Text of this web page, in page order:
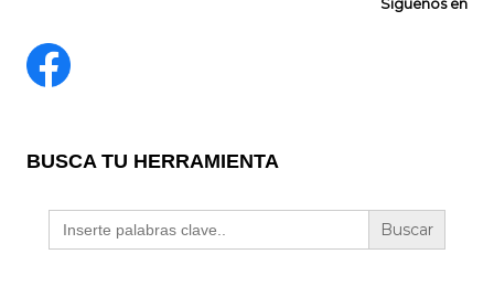
BUSCA TU HERRAMIENTA
Buscar: